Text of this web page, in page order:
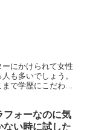
にかけられて女性
も多いでしょう。
で学歴にこだわる
を知れば、男性陣
ォーなのに気
ない時に試した